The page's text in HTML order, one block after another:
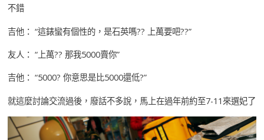
不錯
吉他： “這錶蠻有個性的，是石英嗎?? 上萬要吧??”
友人： “上萬?? 那我5000賣你”
吉他： “5000? 你意思是比5000還低?”
就這麼討論交流過後，廢話不多說，馬上在過年前約至7-11來選妃了